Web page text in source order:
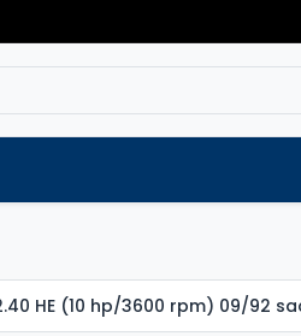
HE (10 hp/3600 rpm) 09/92